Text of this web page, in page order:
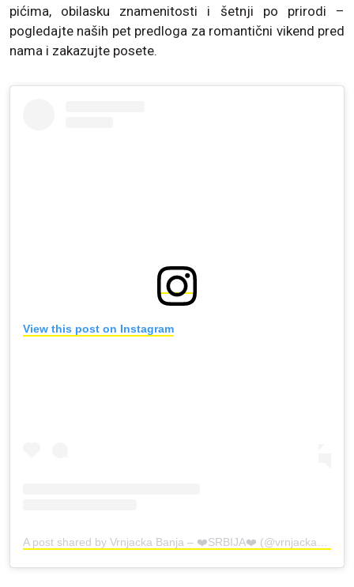
pićima, obilasku znamenitosti i šetnji po prirodi –
pogledajte naših pet predloga za romantični vikend pred
nama i zakazujte posete.
View this post on Instagram
A post shared by Vrnjacka Banja – ❤️SRBIJA❤️ (@vrnjacka_banja_official)